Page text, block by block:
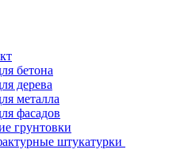
бетона
дерева
металла
фасадов
грунтовки
штукатурки